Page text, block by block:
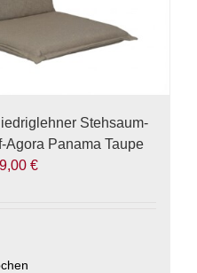
Stehsaum-
Agora Panama Taupe
€